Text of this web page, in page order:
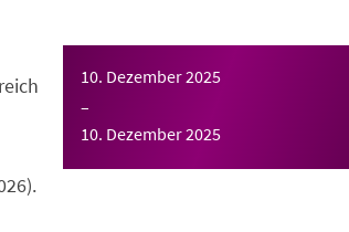
10. Dezember 2025
–
10. Dezember 2025